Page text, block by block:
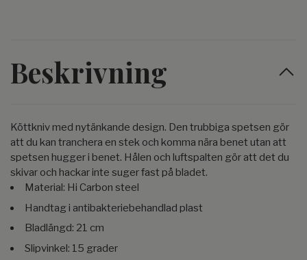
Beskrivning
Köttkniv med nytänkande design. Den trubbiga spetsen gör
att du kan tranchera en stek och komma nära benet utan att
spetsen hugger i benet. Hålen och luftspalten gör att det du
skivar och hackar inte suger fast på bladet.
Material: Hi Carbon steel
Handtag i antibakteriebehandlad plast
Bladlängd: 21 cm
Slipvinkel: 15 grader